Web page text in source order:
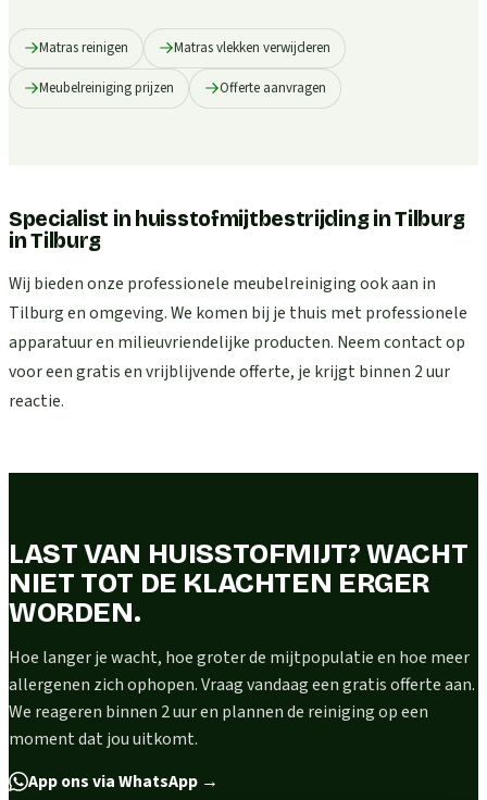
Matras reinigen Matras vlekken verwijderen
Meubelreiniging prijzen Offerte aanvragen
Specialist in huisstofmijtbestrijding in Tilburg
inTilburg
Wij bieden onze professionele meubelreiniging ook aan in
Tilburg en omgeving. We komen bij je thuis met professionele
apparatuur en milieuvriendelijke producten. Neem contact op
voor een gratis en vrijblijvende offerte, je krijgt binnen 2 uur
reactie.
LAST VAN HUISSTOFMIJT? WACHT
NIET TOT DE KLACHTEN ERGER
WORDEN.
Hoe langer je wacht, hoe groter de mijtpopulatie en hoe meer
allergenen zich ophopen. Vraag vandaag een gratis offerte aan.
We reageren binnen 2 uur en plannen de reiniging op een
moment dat jou uitkomt.
App ons via WhatsApp →